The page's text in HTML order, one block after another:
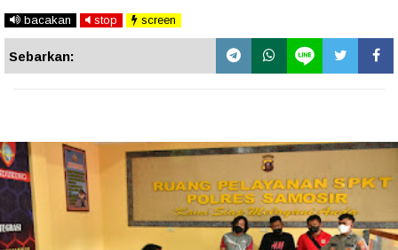
bacakan stop screen
Sebarkan: